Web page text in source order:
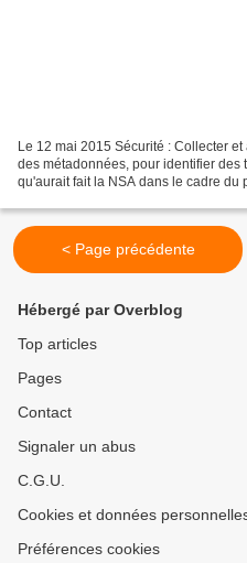
Le 12 mai 2015 Sécurité : Collecter
des métadonnées, pour identifier des
qu'aurait fait la NSA dans le cadre du
< Page précédente
Hébergé par Overblog
Top articles
Pages
Contact
Signaler un abus
C.G.U.
Cookies et données
Préférences cookies